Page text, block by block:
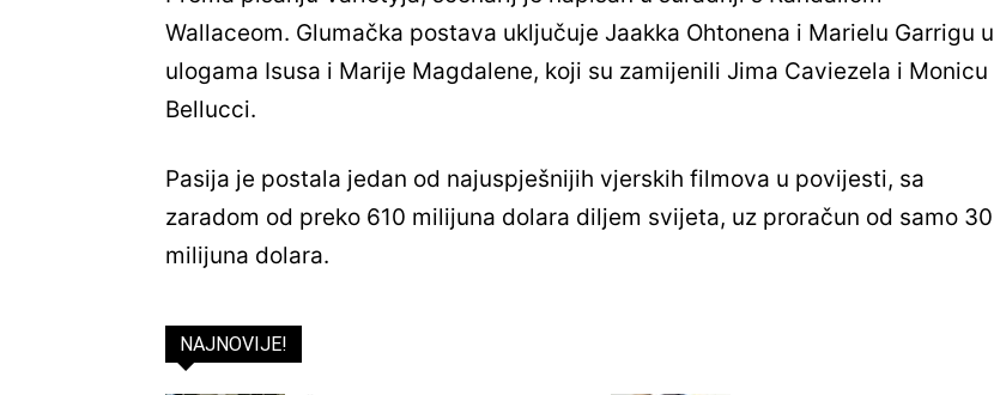
Wallaceom. Glumačka postava uključuje Jaakka Ohtonena i Marielu Garrigu u
ulogama Isusa i Marije Magdalene, koji su zamijenili Jima Caviezela i Monicu
Bellucci.
Pasija je postala jedan od najuspješnijih vjerskih filmova u povijesti, sa
zaradom od preko 610 milijuna dolara diljem svijeta, uz proračun od samo 30
milijuna dolara.
NAJNOVIJE!